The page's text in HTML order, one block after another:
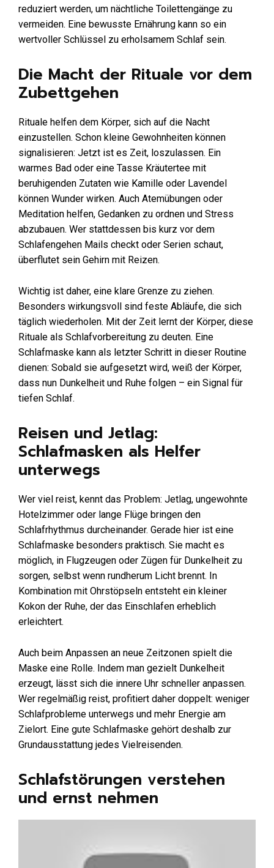
reduziert werden, um nächtliche Toilettengänge zu
vermeiden. Eine bewusste Ernährung kann so ein
wertvoller Schlüssel zu erholsamem Schlaf sein.
Die Macht der Rituale vor dem
Zubettgehen
Rituale helfen dem Körper, sich auf die Nacht
einzustellen. Schon kleine Gewohnheiten können
signalisieren: Jetzt ist es Zeit, loszulassen. Ein
warmes Bad oder eine Tasse Kräutertee mit
beruhigenden Zutaten wie Kamille oder Lavendel
können Wunder wirken. Auch Atemübungen oder
Meditation helfen, Gedanken zu ordnen und Stress
abzubauen. Wer stattdessen bis kurz vor dem
Schlafengehen Mails checkt oder Serien schaut,
überflutet sein Gehirn mit Reizen.
Wichtig ist daher, eine klare Grenze zu ziehen.
Besonders wirkungsvoll sind feste Abläufe, die sich
täglich wiederholen. Mit der Zeit lernt der Körper, diese
Rituale als Schlafvorbereitung zu deuten. Eine
Schlafmaske kann als letzter Schritt in dieser Routine
dienen: Sobald sie aufgesetzt wird, weiß der Körper,
dass nun Dunkelheit und Ruhe folgen – ein Signal für
tiefen Schlaf.
Reisen und Jetlag:
Schlafmasken als Helfer
unterwegs
Wer viel reist, kennt das Problem: Jetlag, ungewohnte
Hotelzimmer oder lange Flüge bringen den
Schlafrhythmus durcheinander. Gerade hier ist eine
Schlafmaske besonders praktisch. Sie macht es
möglich, in Flugzeugen oder Zügen für Dunkelheit zu
sorgen, selbst wenn rundherum Licht brennt. In
Kombination mit Ohrstöpseln entsteht ein kleiner
Kokon der Ruhe, der das Einschlafen erheblich
erleichtert.
Auch beim Anpassen an neue Zeitzonen spielt die
Maske eine Rolle. Indem man gezielt Dunkelheit
erzeugt, lässt sich die innere Uhr schneller anpassen.
Wer regelmäßig reist, profitiert daher doppelt: weniger
Schlafprobleme unterwegs und mehr Energie am
Zielort. Eine gute Schlafmaske gehört deshalb zur
Grundausstattung jedes Vielreisenden.
Schlafstörungen verstehen
und ernst nehmen